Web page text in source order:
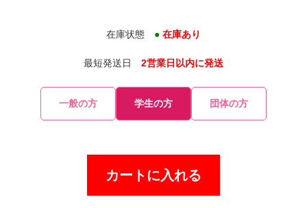
在庫状態 ● 在庫あり
最短発送日 2営業日以内に発送
一般の方 学生の方 団体の方
カートに入れる